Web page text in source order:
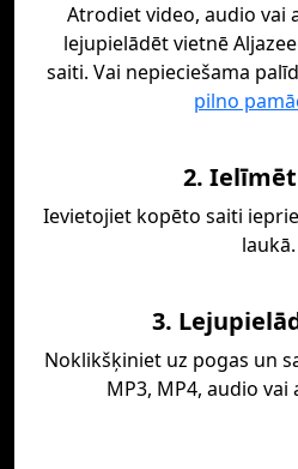
Atrodiet video, audio vai
lejupielādēt vietnē
saiti. Vai nepieciešama
pilno
2.
Ievietojiet kopēto saiti
laukā.
3.
Noklikšķiniet uz pogas un
MP3, MP4, audio